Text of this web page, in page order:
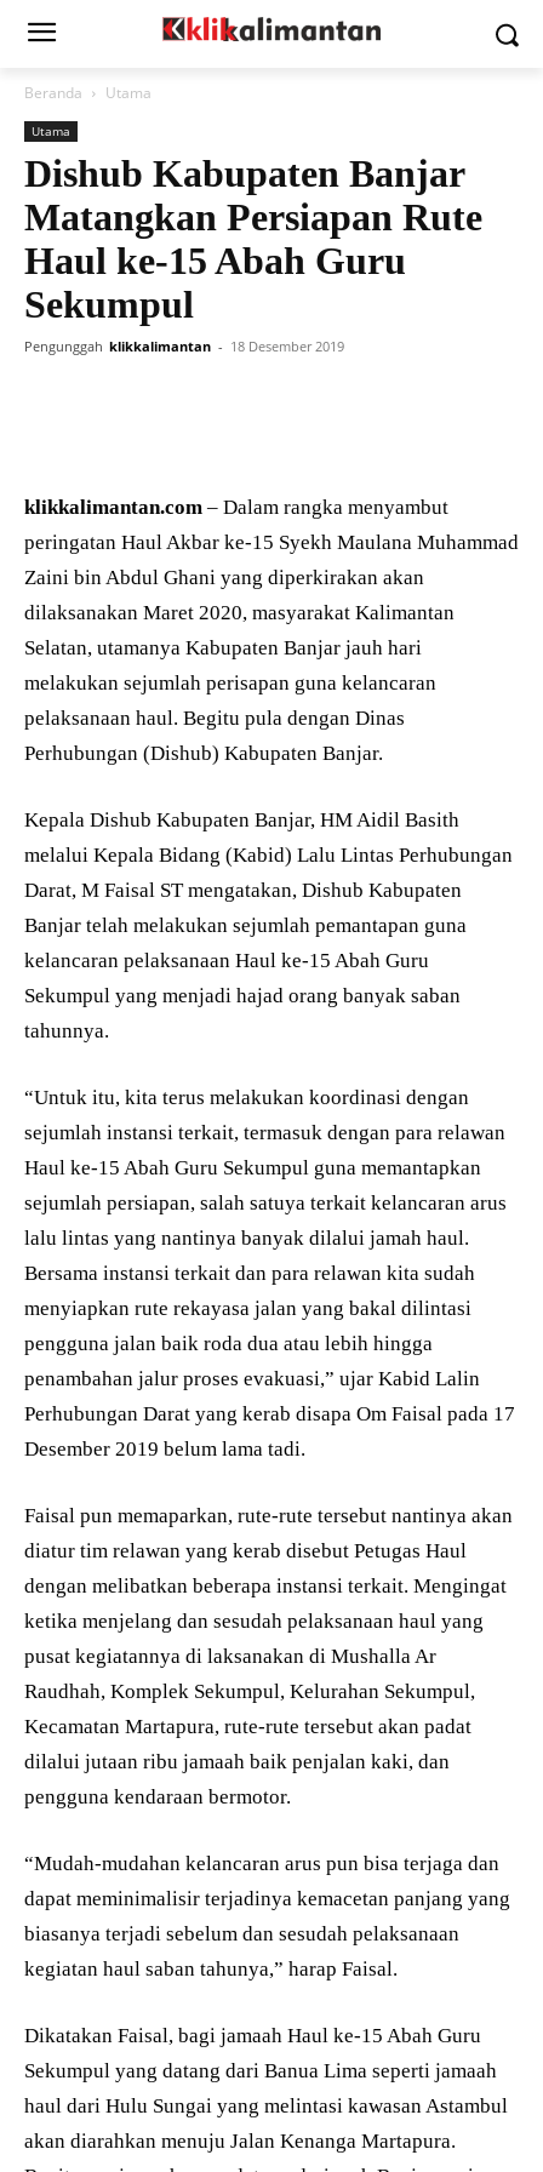
Beranda Utama
Utama
Dishub Kabupaten Banjar
Matangkan Persiapan Rute
Haul ke-15 Abah Guru
Sekumpul
Pengunggah klikkalimantan - 18 Desember 2019
klikkalimantan.com – Dalam rangka menyambut
peringatan Haul Akbar ke-15 Syekh Maulana Muhammad
Zaini bin Abdul Ghani yang diperkirakan akan
dilaksanakan Maret 2020, masyarakat Kalimantan
Selatan, utamanya Kabupaten Banjar jauh hari
melakukan sejumlah perisapan guna kelancaran
pelaksanaan haul. Begitu pula dengan Dinas
Perhubungan (Dishub) Kabupaten Banjar.
Kepala Dishub Kabupaten Banjar, HM Aidil Basith
melalui Kepala Bidang (Kabid) Lalu Lintas Perhubungan
Darat, M Faisal ST mengatakan, Dishub Kabupaten
Banjar telah melakukan sejumlah pemantapan guna
kelancaran pelaksanaan Haul ke-15 Abah Guru
Sekumpul yang menjadi hajad orang banyak saban
tahunnya.
“Untuk itu, kita terus melakukan koordinasi dengan
sejumlah instansi terkait, termasuk dengan para relawan
Haul ke-15 Abah Guru Sekumpul guna memantapkan
sejumlah persiapan, salah satuya terkait kelancaran arus
lalu lintas yang nantinya banyak dilalui jamah haul.
Bersama instansi terkait dan para relawan kita sudah
menyiapkan rute rekayasa jalan yang bakal dilintasi
pengguna jalan baik roda dua atau lebih hingga
penambahan jalur proses evakuasi,” ujar Kabid Lalin
Perhubungan Darat yang kerab disapa Om Faisal pada 17
Desember 2019 belum lama tadi.
Faisal pun memaparkan, rute-rute tersebut nantinya akan
diatur tim relawan yang kerab disebut Petugas Haul
dengan melibatkan beberapa instansi terkait. Mengingat
ketika menjelang dan sesudah pelaksanaan haul yang
pusat kegiatannya di laksanakan di Mushalla Ar
Raudhah, Komplek Sekumpul, Kelurahan Sekumpul,
Kecamatan Martapura, rute-rute tersebut akan padat
dilalui jutaan ribu jamaah baik penjalan kaki, dan
pengguna kendaraan bermotor.
“Mudah-mudahan kelancaran arus pun bisa terjaga dan
dapat meminimalisir terjadinya kemacetan panjang yang
biasanya terjadi sebelum dan sesudah pelaksanaan
kegiatan haul saban tahunya,” harap Faisal.
Dikatakan Faisal, bagi jamaah Haul ke-15 Abah Guru
Sekumpul yang datang dari Banua Lima seperti jamaah
haul dari Hulu Sungai yang melintasi kawasan Astambul
akan diarahkan menuju Jalan Kenanga Martapura.